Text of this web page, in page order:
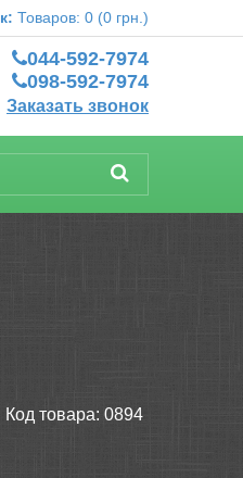
Товаров: 0 (0 грн.)
044-592-7974
098-592-7974
Заказать звонок
Код товара: 0894